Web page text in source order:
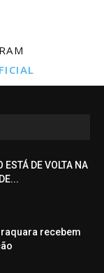
DE VOLTA NA
recebem